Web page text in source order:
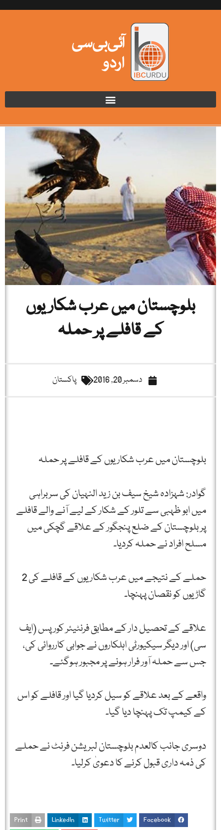
بلوچستان میں عرب شکاریوں
کے قافلے پر حملہ
دسمبر 20, 2016 پاکستان
بلوچستان میں عرب شکاریوں کے قافلے پر حملہ
گوادر: شہزادہ شیخ سیف بن زید النہیان کی سربراہی
میں ابو ظہبی سے تلور کے شکار کے لیے آنے والے قافلے
پر بلوچستان کے ضلع پنجگور کے علاقے گچکی میں
مسلح افراد نے حملہ کردیا۔
حملے کے نتیجے میں عرب شکاریوں کے قافلے کی 2
گاڑیوں کو نقصان پہنچا۔
علاقے کے تحصیل دار کے مطابق فرنٹیئر کورپس (ایف
سی) اور دیگر سیکیورٹی اہلکاروں نے جوابی کارروائی کی،
جس سے حملہ آور فرار ہونے پر مجبور ہوگئے۔
واقعے کے بعد علاقے کو سیل کردیا گیا اور قافلے کو اس
کے کیمپ تک پہنچا دیا گیا۔
دوسری جانب کالعدم بلوچستان لبریشن فرنٹ نے حملے
کی ذمہ داری قبول کرنے کا دعویٰ کرلیا۔
Facebook
Twitter
LinkedIn
Print